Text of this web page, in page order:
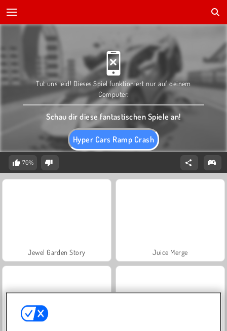
Hyper Cars Ramp Crash
Tut uns leid! Dieses Spiel funktioniert nur auf deinem
Computer.
Schau dir diese fantastischen Spiele an!
70%
Jewel Garden Story Juice Merge